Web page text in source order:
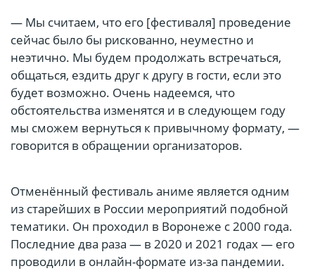
— Мы считаем, что его [фестиваля] проведение
сейчас было бы рискованно, неуместно и
неэтично. Мы будем продолжать встречаться,
общаться, ездить друг к другу в гости, если это
будет возможно. Очень надеемся, что
обстоятельства изменятся и в следующем году
мы сможем вернуться к привычному формату, —
говорится в обращении организаторов.
Отменённый фестиваль аниме является одним
из старейших в России мероприятий подобной
тематики. Он проходил в Воронеже с 2000 года.
Последние два раза — в 2020 и 2021 годах — его
проводили в онлайн-формате из-за пандемии.